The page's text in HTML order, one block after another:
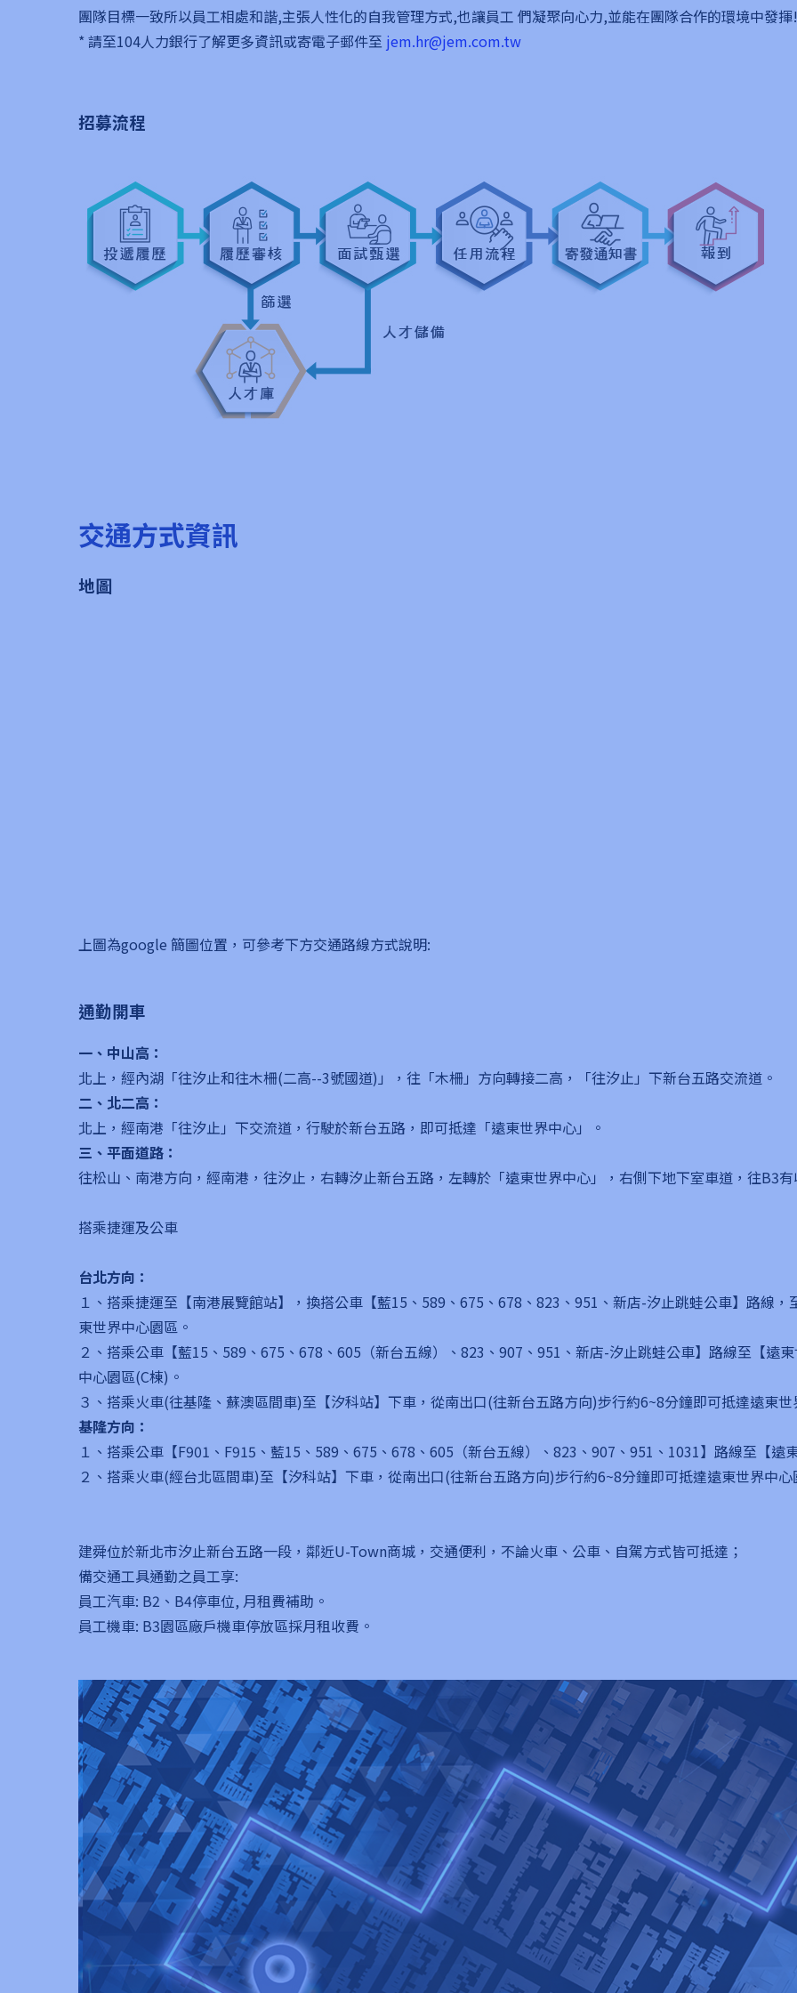
團隊目標一致所以員工相處和諧,主張人性化的自我管理方式,也讓員工 們凝聚向心力,並能在團隊合作的環境中發揮!
* 請至104人力銀行了解更多資訊或寄電子郵件至 jem.hr@jem.com.tw
招募流程
交通方式資訊
地圖
上圖為google 簡圖位置，可參考下方交通路線方式說明:
通勤開車
一、中山高：
北上，經內湖「往汐止和往木柵(二高--3號國道)」，往「木柵」方向轉接二高，「往汐止」下新台五路交流道。
二、北二高：
北上，經南港「往汐止」下交流道，行駛於新台五路，即可抵達「遠東世界中心」。
三、平面道路：
往松山、南港方向，經南港，往汐止，右轉汐止新台五路，左轉於「遠東世界中心」，右側下地下室車道，往B3有
搭乘捷運及公車
台北方向：
１、搭乘捷運至【南港展覽館站】，換搭公車【藍15、589、675、678、823、951、新店-汐止跳蛙公車】路線
東世界中心園區。
２、搭乘公車【藍15、589、675、678、605（新台五線）、823、907、951、新店-汐止跳蛙公車】路線至【遠
中心園區(C棟)。
３、搭乘火車(往基隆、蘇澳區間車)至【汐科站】下車，從南出口(往新台五路方向)步行約6~8分鐘即可抵達遠東世
基隆方向：
１、搭乘公車【F901、F915、藍15、589、675、678、605（新台五線）、823、907、951、1031】路線至【遠
２、搭乘火車(經台北區間車)至【汐科站】下車，從南出口(往新台五路方向)步行約6~8分鐘即可抵達遠東世界中心
建舜位於新北市汐止新台五路一段，鄰近U-Town商城，交通便利，不論火車、公車、自駕方式皆可抵達；
備交通工具通勤之員工享:
員工汽車: B2、B4停車位, 月租費補助。
員工機車: B3園區廠戶機車停放區採月租收費。